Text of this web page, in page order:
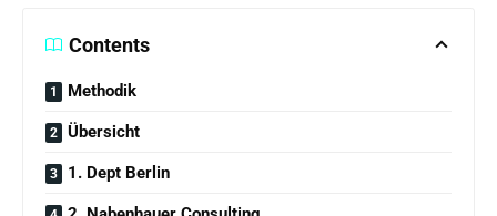
Contents
Methodik
Übersicht
1. Dept Berlin